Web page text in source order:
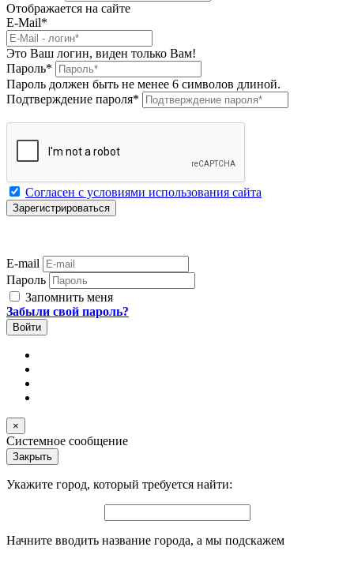
Отображается на сайте
E-Mail*
Это Ваш логин, виден только Вам!
Пароль*
Пароль должен быть не менее 6 символов длиной.
Подтверждение пароля*
Согласен с условиями использования сайта
E-mail
Пароль
Запомнить меня
Забыли свой пароль?
×
Системное сообщение
Закрыть
Укажите город, который требуется найти:
Начните вводить название города, а мы подскажем